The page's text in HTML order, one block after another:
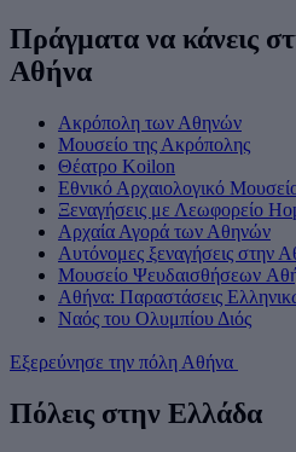
Πράγματα να κάνεις
Αθήνα
Ακρόπολη των Αθηνών
Μουσείο της Ακρόπολης
Θέατρο Koilon
Εθνικό Αρχαιολογικό
Ξεναγήσεις με Λεωφορείο
Αρχαία Αγορά των Αθηνών
Αυτόνομες ξεναγήσεις στην
Mουσείο Ψευδαισθήσεων
Αθήνα: Παραστάσεις
Ναός του Ολυμπίου Διός
Εξερεύνησε την πόλη Αθήνα
Πόλεις στην Ελλάδα